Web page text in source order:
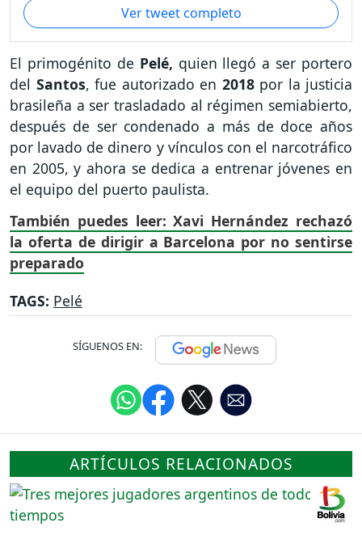
Ver tweet completo
El primogénito de Pelé, quien llegó a ser portero
del Santos, fue autorizado en 2018por la justicia
brasileña a ser trasladado al régimen semiabierto,
después de ser condenado a más de doce años
por lavado de dinero y vínculos con el narcotráfico
en 2005, y ahora se dedica a entrenar jóvenes en
el equipo del puerto paulista.
También puedes leer:Xavi Hernández rechazó
la oferta de dirigir a Barcelona por no sentirse
preparado
TAGS: Pelé
SÍGUENOS EN:
ARTÍCULOS RELACIONADOS